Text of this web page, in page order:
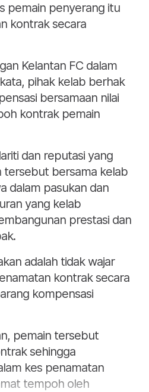
pemain penyerang itu
kontrak secara
Kelantan FC dalam
pihak kelab berhak
bersamaan nilai
kontrak pemain
dan reputasi yang
tersebut bersama kelab
dalam pasukan dan
yang kelab
prestasi dan
adalah tidak wajar
kontrak secara
kompensasi
pemain tersebut
sehingga
kes penamatan
tempoh oleh